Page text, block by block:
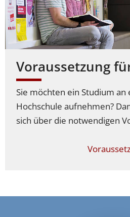
Voraussetzung
Sie möchten ein Studium
Hochschule aufnehmen?
sich über die notwendigen